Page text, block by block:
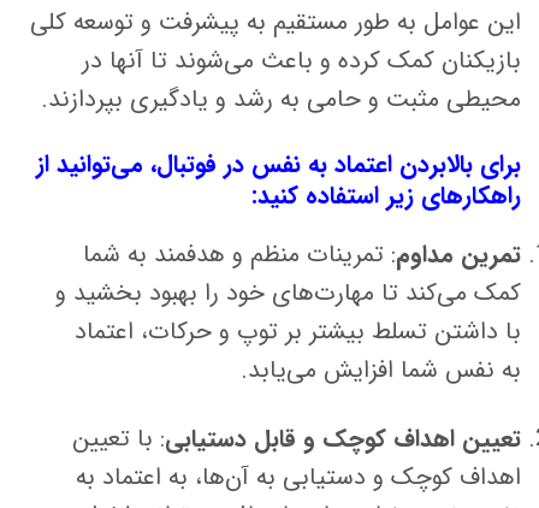
این عوامل به طور مستقیم به پیشرفت و توسعه کلی
بازیکنان کمک کرده و باعث می‌شوند تا آنها در
محیطی مثبت و حامی به رشد و یادگیری بپردازند.
برای بالابردن اعتماد به نفس در فوتبال، می‌توانید از
راهکارهای زیر استفاده کنید:
تمرین مداوم: تمرینات منظم و هدفمند به شما
کمک می‌کند تا مهارت‌های خود را بهبود بخشید و
با داشتن تسلط بیشتر بر توپ و حرکات، اعتماد
به نفس شما افزایش می‌یابد.
تعیین اهداف کوچک و قابل دستیابی: با تعیین
اهداف کوچک و دستیابی به آن‌ها، به اعتماد به